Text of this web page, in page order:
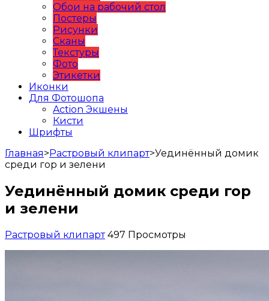
Обои на рабочий стол
Постеры
Рисунки
Сканы
Текстуры
Фото
Этикетки
Иконки
Для Фотошопа
Action Экшены
Кисти
Шрифты
Главная>Растровый клипарт>Уединённый домик
среди гор и зелени
Уединённый домик среди гор
и зелени
Растровый клипарт 497 Просмотры